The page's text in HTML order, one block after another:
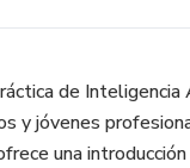
de
y jóvenes
una